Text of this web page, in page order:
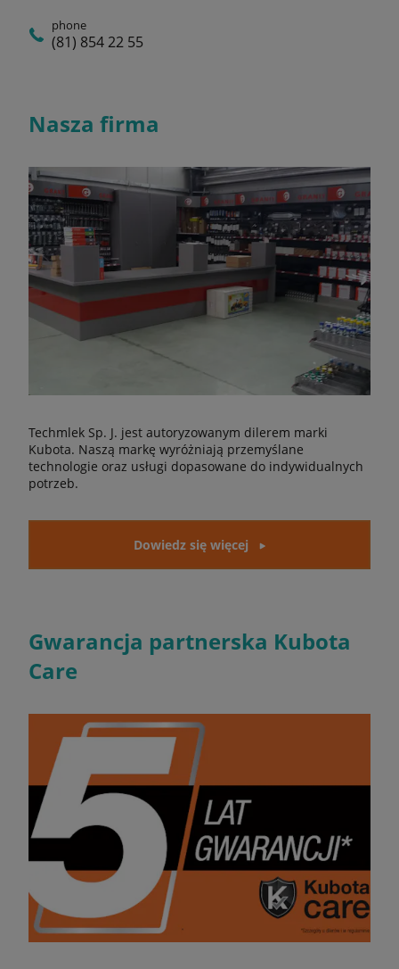
phone
(81) 854 22 55
Nasza firma
Techmlek Sp. J. jest autoryzowanym dilerem marki
Kubota. Naszą markę wyróżniają przemyślane
technologie oraz usługi dopasowane do indywidualnych
potrzeb.
Dowiedz się więcej
Gwarancja partnerska Kubota
Care